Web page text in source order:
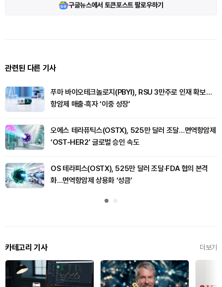
구글뉴스에서 토큰포스트 팔로우하기
관련된 다른 기사
푸마 바이오테크놀로지(PBYI), RSU 3만주로 인재 확보…
항암제 매출·흑자 ‘이중 성장’
오에스 테라퓨틱스(OSTX), 525만 달러 조달…면역항암제
‘OST-HER2’ 글로벌 승인 속도
OS 테라피스(OSTX), 525만 달러 조달·FDA 협의 본격
화…면역항암제 상용화 ‘성큼’
카테고리 기사 더보기